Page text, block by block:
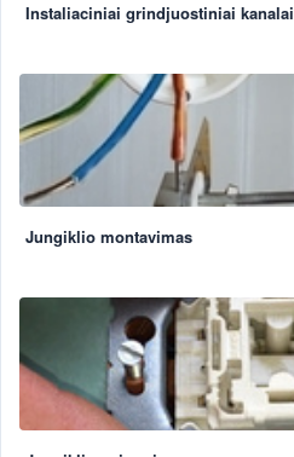
Instaliaciniai grindjuostiniai kanalai
Jungiklio montavimas